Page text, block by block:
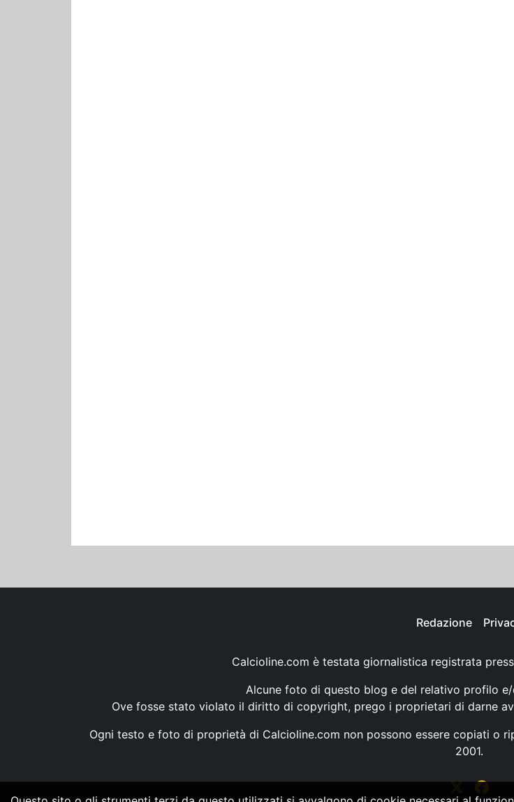
Redazione
Calcioline.com è testata giornalistica registrata
Alcune foto di questo blog e del relativo profilo
Ove fosse stato violato il diritto di copyright, prego i proprietari di darne
Ogni testo e foto di proprietà di Calcioline.com non possono essere copiati o
2001.